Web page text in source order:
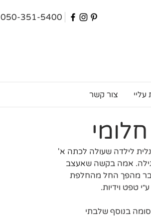
050-351-5400
צור קשר
לילדה שעולה לכתה א'
אמה בקשה שאעצב
עבר מהפך החל מהחלפת
טפט וידיות.
בנוסף שלבתי